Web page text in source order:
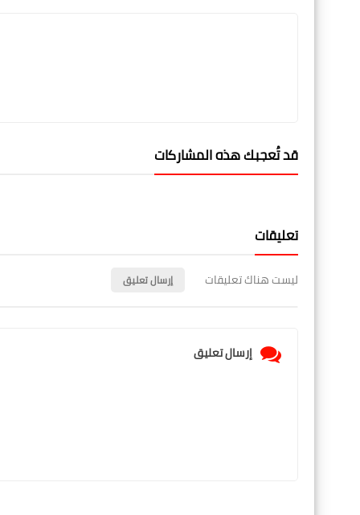
قد تُعجبك هذه المشاركات
تعليقات
ليست هناك تعليقات إرسال تعليق
إرسال تعليق